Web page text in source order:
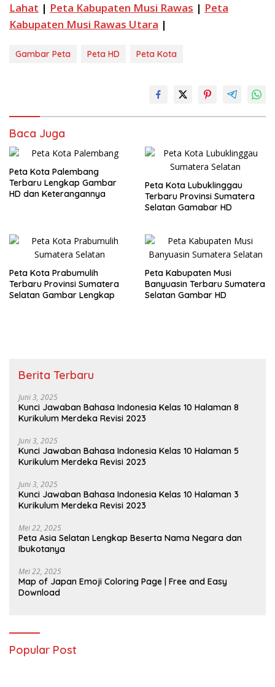
Lahat | Peta Kabupaten Musi Rawas | Peta
Kabupaten Musi Rawas Utara |
Gambar Peta Peta HD Peta Kota
Baca Juga
Peta Kota Palembang
Terbaru Lengkap Gambar
HD dan Keterangannya
Peta Kota Lubuklinggau
Terbaru Provinsi Sumatera
Selatan Gamabar HD
Peta Kota Prabumulih
Terbaru Provinsi Sumatera
Selatan Gambar Lengkap
Peta Kabupaten Musi
Banyuasin Terbaru Sumatera
Selatan Gambar HD
Berita Terbaru
Juni 3, 2025
Kunci Jawaban Bahasa Indonesia Kelas 10 Halaman 8
Kurikulum Merdeka Revisi 2023
Juni 3, 2025
Kunci Jawaban Bahasa Indonesia Kelas 10 Halaman 5
Kurikulum Merdeka Revisi 2023
Juni 3, 2025
Kunci Jawaban Bahasa Indonesia Kelas 10 Halaman 3
Kurikulum Merdeka Revisi 2023
Mei 22, 2025
Peta Asia Selatan Lengkap Beserta Nama Negara dan
Ibukotanya
Mei 22, 2025
Map of Japan Emoji Coloring Page | Free and Easy
Download
Popular Post